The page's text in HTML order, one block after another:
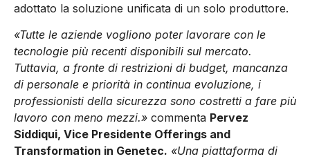
adottato la soluzione unificata di un solo produttore.
«Tutte le aziende vogliono poter lavorare con le
tecnologie più recenti disponibili sul mercato.
Tuttavia, a fronte di restrizioni di budget, mancanza
di personale e priorità in continua evoluzione, i
professionisti della sicurezza sono costretti a fare più
lavoro con meno mezzi.» commenta Pervez
Siddiqui, Vice Presidente Offerings and
Transformation in Genetec. «Una piattaforma di